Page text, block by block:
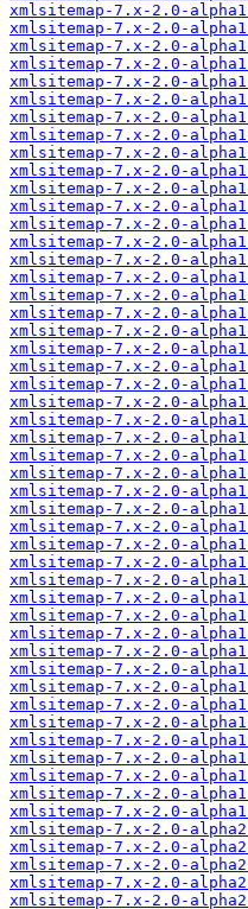
xmlsitemap-7.x-2.0-
xmlsitemap-7.x-2.0-
xmlsitemap-7.x-2.0-
xmlsitemap-7.x-2.0-
xmlsitemap-7.x-2.0-
xmlsitemap-7.x-2.0-
xmlsitemap-7.x-2.0-
xmlsitemap-7.x-2.0-
xmlsitemap-7.x-2.0-
xmlsitemap-7.x-2.0-
xmlsitemap-7.x-2.0-
xmlsitemap-7.x-2.0-
xmlsitemap-7.x-2.0-
xmlsitemap-7.x-2.0-
xmlsitemap-7.x-2.0-
xmlsitemap-7.x-2.0-
xmlsitemap-7.x-2.0-
xmlsitemap-7.x-2.0-
xmlsitemap-7.x-2.0-
xmlsitemap-7.x-2.0-
xmlsitemap-7.x-2.0-
xmlsitemap-7.x-2.0-
xmlsitemap-7.x-2.0-
xmlsitemap-7.x-2.0-
xmlsitemap-7.x-2.0-
xmlsitemap-7.x-2.0-
xmlsitemap-7.x-2.0-
xmlsitemap-7.x-2.0-
xmlsitemap-7.x-2.0-
xmlsitemap-7.x-2.0-
xmlsitemap-7.x-2.0-
xmlsitemap-7.x-2.0-
xmlsitemap-7.x-2.0-
xmlsitemap-7.x-2.0-
xmlsitemap-7.x-2.0-
xmlsitemap-7.x-2.0-
xmlsitemap-7.x-2.0-
xmlsitemap-7.x-2.0-
xmlsitemap-7.x-2.0-
xmlsitemap-7.x-2.0-
xmlsitemap-7.x-2.0-
xmlsitemap-7.x-2.0-
xmlsitemap-7.x-2.0-
xmlsitemap-7.x-2.0-
xmlsitemap-7.x-2.0-
xmlsitemap-7.x-2.0-
xmlsitemap-7.x-2.0-
xmlsitemap-7.x-2.0-
xmlsitemap-7.x-2.0-
xmlsitemap-7.x-2.0-
xmlsitemap-7.x-2.0-